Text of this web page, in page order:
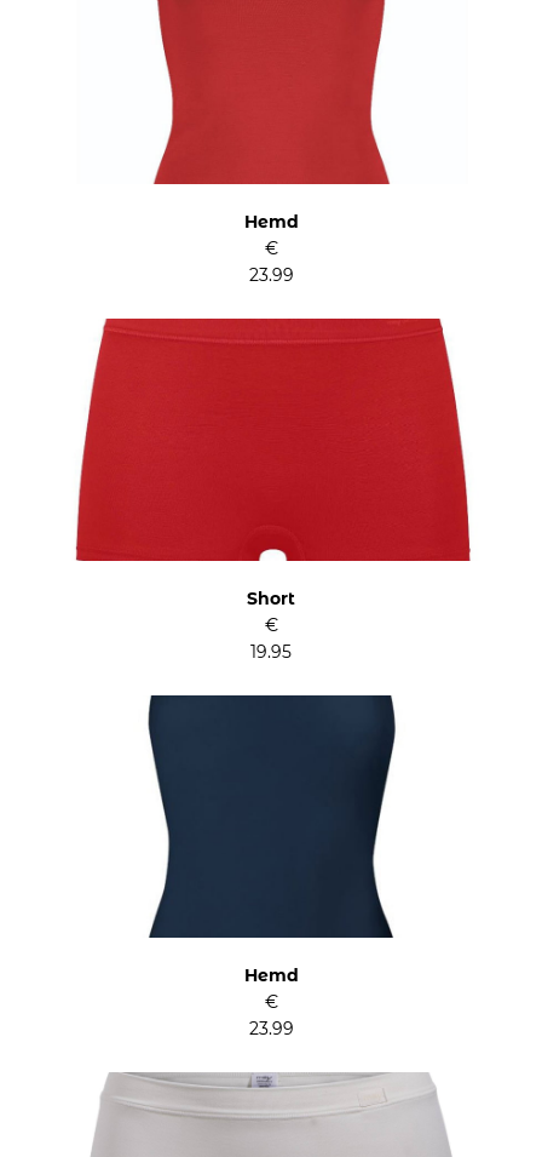
Hemd
€
23.99
Short
€
19.95
Hemd
€
23.99